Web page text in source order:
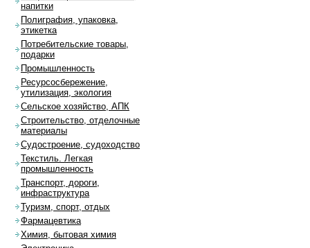
напитки
Полиграфия, упаковка,
этикетка
Потребительские товары,
подарки
Промышленность
Ресурсосбережение,
утилизация, экология
Сельское хозяйство, АПК
Строительство, отделочные
материалы
Судостроение, судоходство
Текстиль. Легкая
промышленность
Транспорт, дороги,
инфраструктура
Туризм, спорт, отдых
Фармацевтика
Химия, бытовая химия